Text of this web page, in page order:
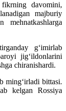
davomini,
majburiy
mehnatkashlarga
g‘imirlab
jig‘ildonlarini
chiranishardi.
bittasi.
kelgan Rossiya